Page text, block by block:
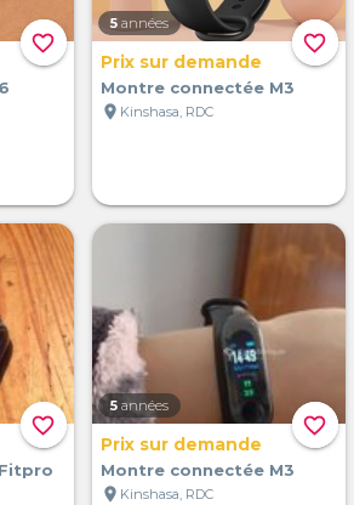
favorite_border favorite_border
5 années
Prix sur demande
Montre connectée M3
location_on Kinshasa, RDC
favorite_border favorite_border
5 années
Prix sur demande
Montre connectée M3
location_on Kinshasa, RDC